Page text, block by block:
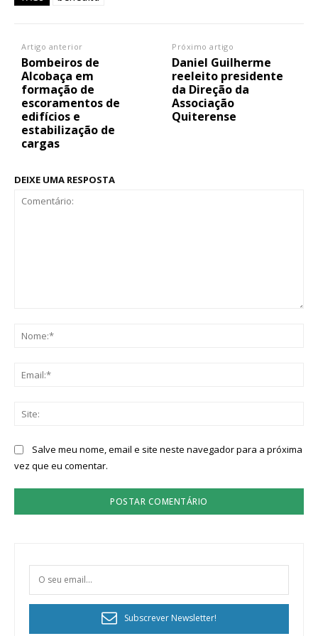
Artigo anterior
Bombeiros de
Alcobaça em
formação de
escoramentos de
edifícios e
estabilização de
cargas
Próximo artigo
Daniel Guilherme
reeleito presidente
da Direção da
Associação
Quiterense
DEIXE UMA RESPOSTA
Salve meu nome, email e site neste navegador para a próxima
vez que eu comentar.
Subscrever Newsletter!